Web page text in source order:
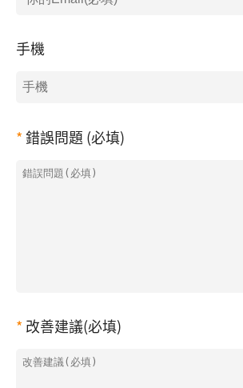
手機
錯誤問題 (必填)
改善建議(必填)